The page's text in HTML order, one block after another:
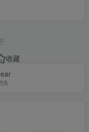
收藏
头